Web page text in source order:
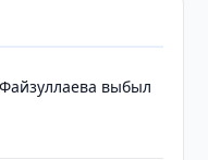
выбыл